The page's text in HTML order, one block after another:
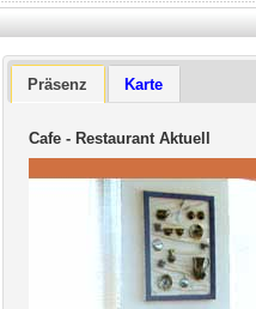
Präsenz Karte
Cafe - Restaurant Aktuell